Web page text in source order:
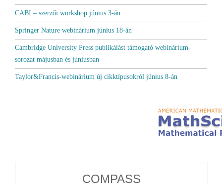
CABI – szerzői workshop június 3-án
Springer Nature webinárium június 18-án
Cambridge University Press publikálást támogató webinárium-
sorozat májusban és júniusban
Taylor&Francis-webinárium új cikktípusokról június 8-án